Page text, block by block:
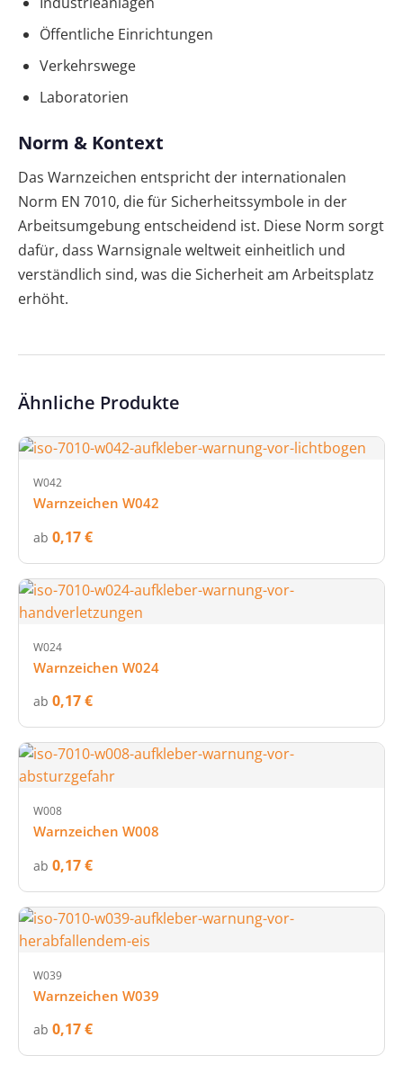
Öffentliche Einrichtungen
Verkehrswege
Laboratorien
Norm & Kontext
Das Warnzeichen entspricht der internationalen
Norm EN 7010, die für Sicherheitssymbole in der
Arbeitsumgebung entscheidend ist. Diese Norm sorgt
dafür, dass Warnsignale weltweit einheitlich und
verständlich sind, was die Sicherheit am Arbeitsplatz
erhöht.
Ähnliche Produkte
W042
Warnzeichen W042
ab 0,17 €
W024
Warnzeichen W024
ab 0,17 €
W008
Warnzeichen W008
ab 0,17 €
W039
Warnzeichen W039
ab 0,17 €